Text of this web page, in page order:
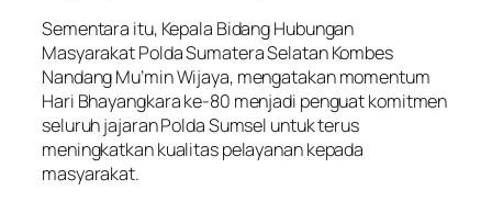
Sementara itu, Kepala Bidang Hubungan
Masyarakat Polda Sumatera Selatan Kombes
Nandang Mu’min Wijaya, mengatakan momentum
Hari Bhayangkara ke-80 menjadi penguat komitmen
seluruh jajaran Polda Sumsel untuk terus
meningkatkan kualitas pelayanan kepada
masyarakat.